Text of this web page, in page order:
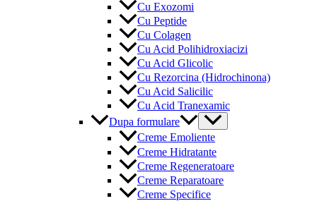
Cu Exozomi
Cu Peptide
Cu Colagen
Cu Acid Polihidroxiacizi
Cu Acid Glicolic
Cu Rezorcina (Hidrochinona)
Cu Acid Salicilic
Cu Acid Tranexamic
Dupa formulare
Menu
Toggle
Creme Emoliente
Creme Hidratante
Creme Regeneratoare
Creme Reparatoare
Creme Specifice